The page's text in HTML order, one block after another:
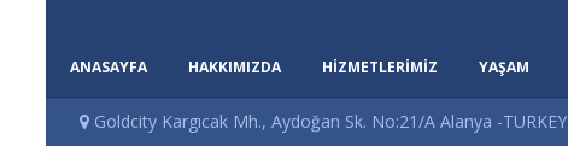
ANASAYFA HAKKIMIZDA HİZMETLERİMİZ YAŞAM
Goldcity Kargıcak Mh., Aydoğan Sk. No:21/A Alanya -TURKEY